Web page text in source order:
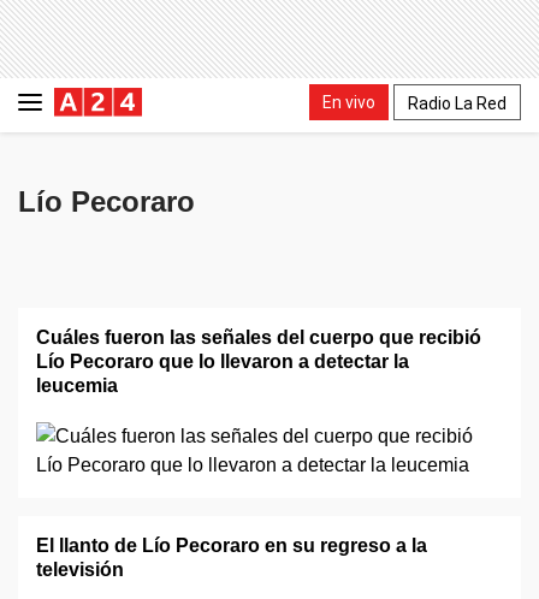
En vivo Radio La Red
Lío Pecoraro
Cuáles fueron las señales del cuerpo que recibió
Lío Pecoraro que lo llevaron a detectar la
leucemia
El llanto de Lío Pecoraro en su regreso a la
televisión